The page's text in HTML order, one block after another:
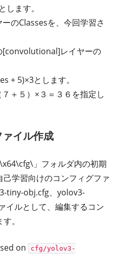
とします。
のClassesを、今回学習さ
[convolutional]レイヤーの
+ 5)×3とします。
＋５）×３＝３６を指定し
イル作成
」フォルダ内の初期
学習向けのコンフィグファ
tiny-obj.cfg、yolov3-
イルとして、編集するコン
。
on
cfg/yolov3-